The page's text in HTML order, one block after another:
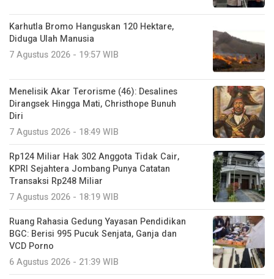
Karhutla Bromo Hanguskan 120 Hektare,
Diduga Ulah Manusia
7 Agustus 2026 - 19:57 WIB
Menelisik Akar Terorisme (46): Desalines
Dirangsek Hingga Mati, Christhope Bunuh
Diri
7 Agustus 2026 - 18:49 WIB
Rp124 Miliar Hak 302 Anggota Tidak Cair,
KPRI Sejahtera Jombang Punya Catatan
Transaksi Rp248 Miliar
7 Agustus 2026 - 18:19 WIB
Ruang Rahasia Gedung Yayasan Pendidikan
BGC: Berisi 995 Pucuk Senjata, Ganja dan
VCD Porno
6 Agustus 2026 - 21:39 WIB